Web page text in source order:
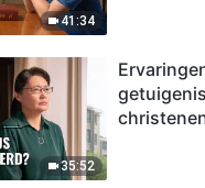
41:34
35:52